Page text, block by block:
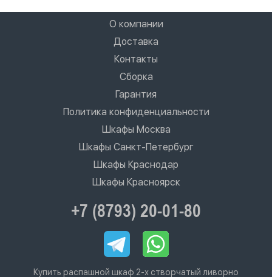
О компании
Доставка
Контакты
Сборка
Гарантия
Политика конфиденциальности
Шкафы Москва
Шкафы Санкт-Петербург
Шкафы Краснодар
Шкафы Красноярск
+7 (8793) 20-01-80
Купить распашной шкаф 2-х створчатый ливорно